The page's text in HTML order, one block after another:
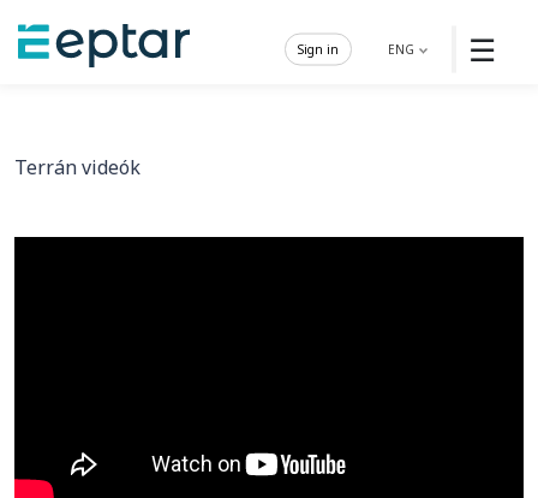
☰
ENG
Sign in
Terrán videók